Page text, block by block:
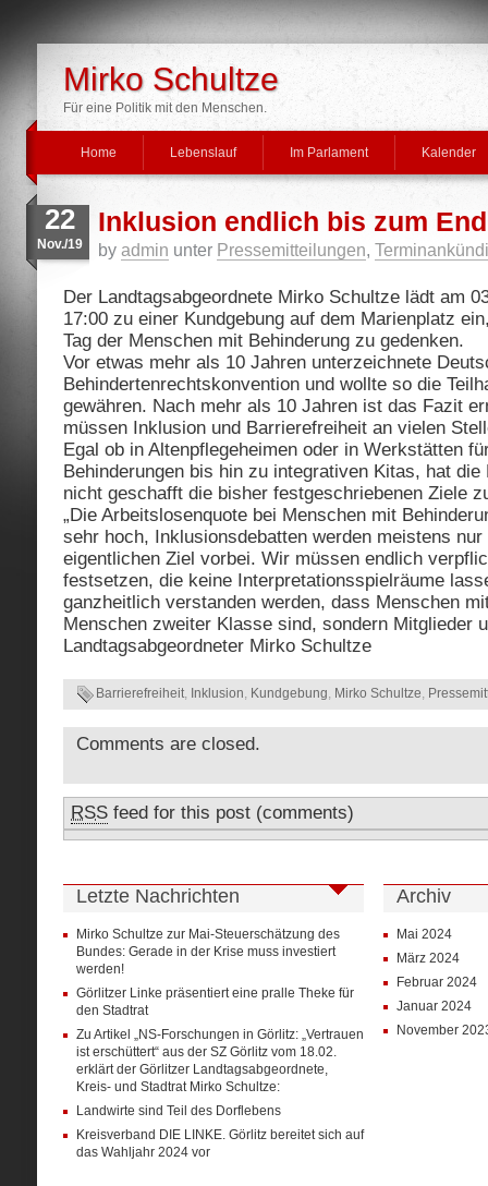
Mirko Schultze
Für eine Politik mit den Menschen.
Home Lebenslauf Im Parlament Kalender
22
Nov./19
Inklusion endlich bis zum
by admin unter Pressemitteilungen,
Der Landtagsabgeordnete Mirko Schultze lädt am
17:00 zu einer Kundgebung auf dem Marienplatz
Tag der Menschen mit Behinderung zu gedenken.
Vor etwas mehr als 10 Jahren unterzeichnete
Behindertenrechtskonvention und wollte so die
gewähren. Nach mehr als 10 Jahren ist das Fazit
müssen Inklusion und Barrierefreiheit an vielen
Egal ob in Altenpflegeheimen oder in Werkstätten
Behinderungen bis hin zu integrativen Kitas, hat die
nicht geschafft die bisher festgeschriebenen Ziele
„Die Arbeitslosenquote bei Menschen mit
sehr hoch, Inklusionsdebatten werden meistens
eigentlichen Ziel vorbei. Wir müssen endlich
festsetzen, die keine Interpretationsspielräume
ganzheitlich verstanden werden, dass Menschen
Menschen zweiter Klasse sind, sondern Mitglieder
Landtagsabgeordneter Mirko Schultze
Barrierefreiheit, Inklusion, Kundgebung, Mirko Schultze,
Comments are closed.
RSS feed for this post (comments)
Letzte Nachrichten
Mirko Schultze zur Mai-Steuerschätzung des
Bundes: Gerade in der Krise muss investiert
werden!
Görlitzer Linke präsentiert eine pralle Theke für
den Stadtrat
Zu Artikel „NS-Forschungen in Görlitz: „Vertrauen
ist erschüttert“ aus der SZ Görlitz vom 18.02.
erklärt der Görlitzer Landtagsabgeordnete,
Kreis- und Stadtrat Mirko Schultze:
Landwirte sind Teil des Dorflebens
Kreisverband DIE LINKE. Görlitz bereitet sich auf
das Wahljahr 2024 vor
Archiv
Mai 2024
März 2024
Februar 2024
Januar 2024
November